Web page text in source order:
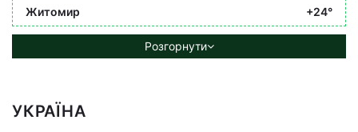
Житомир +24°
Розгорнути
УКРАЇНА